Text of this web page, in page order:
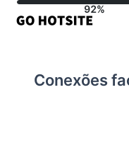
conteúdoConexões